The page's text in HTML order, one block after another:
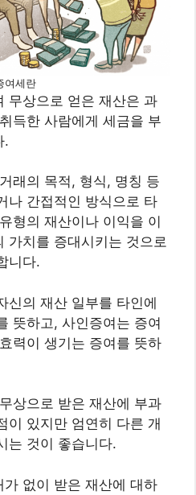
여세란
무상으로 얻은 재산은 과
득한 사람에게 세금을 부
.
래의 목적, 형식, 명칭 등
나 간접적인 방식으로 타
형의 재산이나 이익을 이
가치를 증대시키는 것으로
니다.
신의 재산 일부를 타인에
뜻하고, 사인증여는 증여
력이 생기는 증여를 뜻하
상으로 받은 재산에 부과
이 있지만 엄연히 다른 개
는 것이 좋습니다.
없이 받은 재산에 대하